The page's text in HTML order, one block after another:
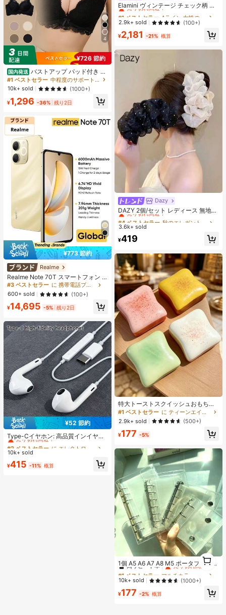
4
¥726 節約
国内発送 バストアップ パッド付き レ
ース ブラジャー 調節可能な肩紐 小
胸用 Aカップ/Bカップ
#1 ベストセラー
中程度のサポート 女性用ブラジャーとブラレット
10k+ sold
(1000+)
¥1,296 -36% 残り2日
¥773 節約
Realme
Realme Note 70T スマートフォン 4
GB+64GB/4GB+128GB/4GB+256G
B グローバル版 4G LTE、Android 15
アンロック携帯電話、6000mAh大
容量バッテリー、50MP AIカメラ、9
0Hzスクリーン モバイルフォン プラ
プセット、アダプターなし、ベトナ
ムSIMロック
#3 ベストセラー
に 携帯電話ブランド 携帯電話
600+ sold
(100+)
¥14,695 -5% 残り2日
¥52 節約
Type-Cイヤホン: 高品質インイヤー
ヘッドホン、3ボタンインラインコ
ントロール内蔵、音楽再生、通話応
ーズ、Plus、Pro、Pro Maxモデル対
#2 ベストセラー
に エレクトロニクス
売り切れ間近！
#2 ベストセラー
売り切れ間近！
#2 ベストセラー
売り切れ間近！
#2 ベストセラー
売り切れ間近！
10k+ sold
¥415 -11% 概算
Elamini ヴィンテージ チェック柄 レ
ース パッチワーク セクシー ホルタ
ーネック ノースリーブ 春夏新作 ウ
エストシェイプ スリム見え ティアー
ドドレス ホットガールスタイル 織り
生地 レディースワンピース
売り切れ間近！
#1 ベストセラー
売り切れ間近！
#1 ベストセラー
売り切れ間近！
#1 ベストセラー
売り切れ間近！
2.9k+ sold (100+)
¥2,181 -21% 概算
Dazy
DAZY 2個/セット レディース 無地
光沢 シアサッカー リボン ヘアクリ
ップ、エレガントなファッション ク
ます(ヘアクロー 13cm-15cm)
#4 ベストセラー
売り切れ間近！
#4 ベストセラー
売り切れ間近！
#4 ベストセラー
売り切れ間近！
#4 ベストセラー
3.6k+ sold
¥419
特大トーストスクイッシュおもち
ゃ、超ソフトバタートーストストレ
ス解消スクイーズおもちゃ、ピン
ク、イエロー、ホワイト、グリーン
の4色展開、ストレス解消スクイッ
シュおもちゃ -- 誕生日やホリデーギ
最適、かわいい、気分を高める
#1 ベストセラー
に ティーンエイジャー向けのスクイーズおもちゃ
2.9k+ sold
(500+)
¥177 -5%
1個 A5 A6 A7 A8 M5 ポータブル透明
ルーズリーフバインダー、透明ステ
ッカーブック、シールブック、ステ
ッカーブック、写真収納バッグ、フ
ォトアルバム、貯金プランブック、
プランナー、ノート、オフィス文房
#1 ベストセラー
マルチカラー バインダー
高リピート率
売り切れ間近！
#1 ベストセラー
マルチカラー バインダー
高リピート率
売り切れ間近！
#1 ベストセラー
マルチカラー バインダー
高リピート率
売り切れ間近！
#1 ベストセラー
高リピート率
売り切れ間近！
10k+ sold (1000+)
¥177 -2% 概算
1
1